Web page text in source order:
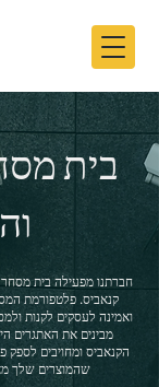
בית
חברתנו מפעילה בית
קנאביס. פלטפורמת
ואמינה לעסקים לקנות
מבינים את האתגרים
הקנאביס ומחויבים לספק
שהמוצרים שלך